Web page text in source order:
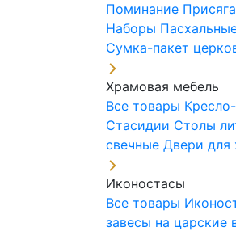
Поминание
Наборы
Сумка-пакет
Храмовая мебель
Все товары
Стасидии Столы
свечные Двери для
Иконостасы
Все товары
завесы на царские